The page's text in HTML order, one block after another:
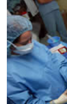
е
ч
л
а
н
а